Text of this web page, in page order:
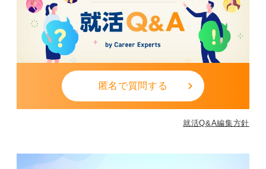
匿名で質問する
就活Q&A編集方針